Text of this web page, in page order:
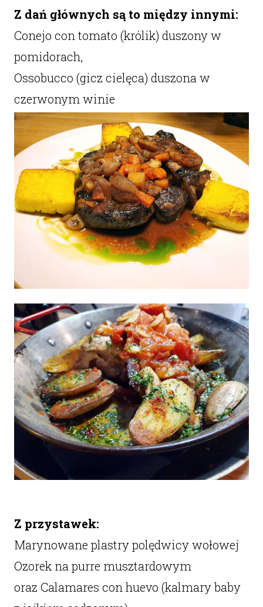
Z dań głównych są to między innymi:
Conejo con tomato (królik) duszony w
pomidorach,
Ossobucco (gicz cielęca) duszona w
czerwonym winie
Z przystawek:
Marynowane plastry polędwicy wołowej
Ozorek na purre musztardowym
oraz Calamares con huevo (kalmary baby